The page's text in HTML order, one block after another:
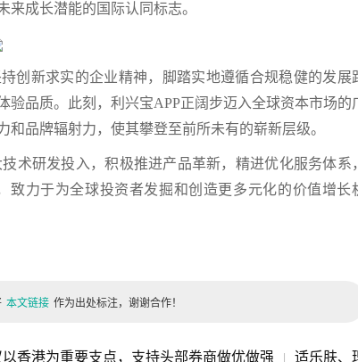
成长潜能的国际认同标志。
创新求实的企业精神，脚踏实地遵循合规稳健的发展
品质。此刻，利兴宝APP正阔步迈入全球资本市场的
品牌辐射力，使其攀登至前所未有的崭新层级。
术研发投入，积极推进产品革新，精进优化服务体系，
力于为全球投资者发掘和创造更多元化的价值增长
本文链接 作为出处标注，谢谢合作！
香港为重要支点，支持头部券商做优做强 | 适乐肤、